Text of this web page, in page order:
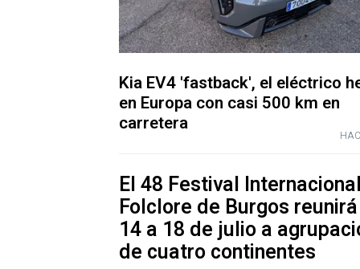
Kia EV4 'fastback', el eléctrico
en Europa con casi 500 km en
carretera
El 48 Festival
Folclore de Burgos
14 a 18 de julio a
de cuatro continentes